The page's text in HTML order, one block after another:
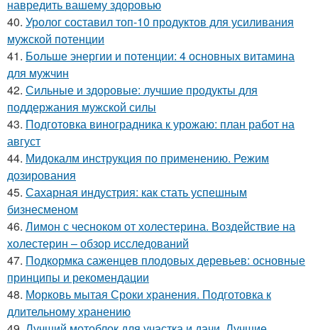
навредить вашему здоровью
40. Уролог составил топ-10 продуктов для усиливания
мужской потенции
41. Больше энергии и потенции: 4 основных витамина
для мужчин
42. Сильные и здоровые: лучшие продукты для
поддержания мужской силы
43. Подготовка виноградника к урожаю: план работ на
август
44. Мидокалм инструкция по применению. Режим
дозирования
45. Сахарная индустрия: как стать успешным
бизнесменом
46. Лимон с чесноком от холестерина. Воздействие на
холестерин – обзор исследований
47. Подкормка саженцев плодовых деревьев: основные
принципы и рекомендации
48. Морковь мытая Сроки хранения. Подготовка к
длительному хранению